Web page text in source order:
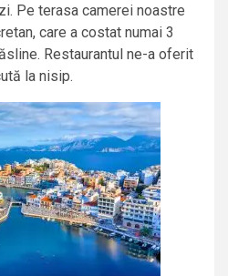
Pe terasa camerei noastre
care a costat numai 3
Restaurantul ne-a oferit
la nisip.